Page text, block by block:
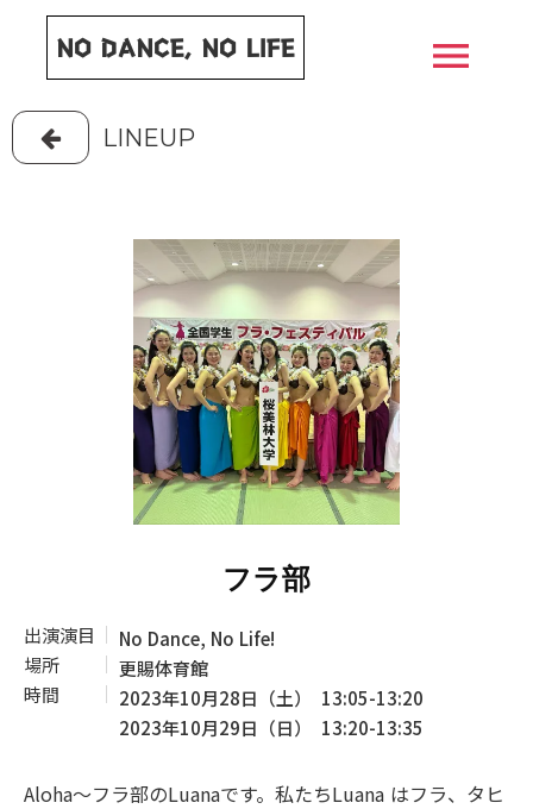
NO DANCE, NO LIFE menu
LINEUP
フラ部
出演演目
No Dance, No Life!
場所
更賜体育館
時間
2023年10月28日（土）
13:05-13:20
2023年10月29日（日）
13:20-13:35
Aloha〜フラ部のLuanaです。私たちLuana はフラ、タヒ